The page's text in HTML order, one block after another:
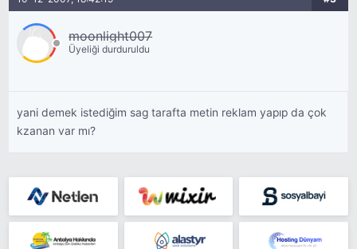
moonlight007
Üyeliği durduruldu
yani demek istediğim sag tarafta metin reklam yapıp da çok
kzanan var mı?